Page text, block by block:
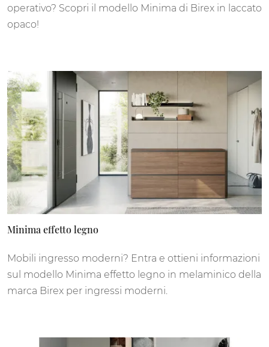
operativo? Scopri il modello Minima di Birex in laccato
opaco!
Minima effetto legno
Mobili ingresso moderni? Entra e ottieni informazioni
sul modello Minima effetto legno in melaminico della
marca Birex per ingressi moderni.